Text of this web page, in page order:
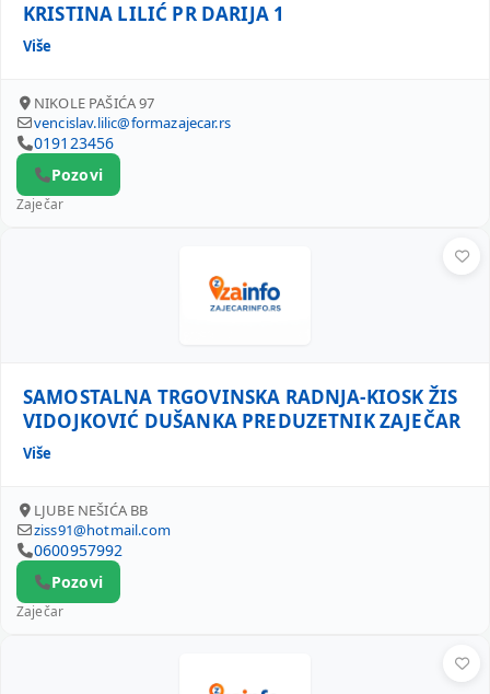
KRISTINA LILIĆ PR DARIJA 1
Više
NIKOLE PAŠIĆA 97
vencislav.lilic@formazajecar.rs
019123456
Pozovi
Zaječar
SAMOSTALNA TRGOVINSKA RADNJA-KIOSK ŽIS
VIDOJKOVIĆ DUŠANKA PREDUZETNIK ZAJEČAR
Više
LJUBE NEŠIĆA BB
ziss91@hotmail.com
0600957992
Pozovi
Zaječar